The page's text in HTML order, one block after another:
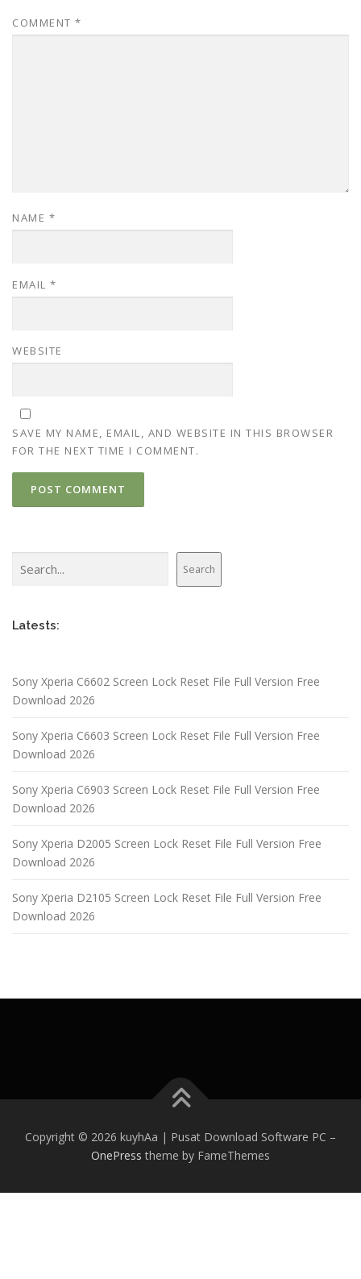
COMMENT *
NAME *
EMAIL *
WEBSITE
SAVE MY NAME, EMAIL, AND WEBSITE IN THIS BROWSER
FOR THE NEXT TIME I COMMENT.
Search
Latests:
Sony Xperia C6602 Screen Lock Reset File Full Version Free
Download 2026
Sony Xperia C6603 Screen Lock Reset File Full Version Free
Download 2026
Sony Xperia C6903 Screen Lock Reset File Full Version Free
Download 2026
Sony Xperia D2005 Screen Lock Reset File Full Version Free
Download 2026
Sony Xperia D2105 Screen Lock Reset File Full Version Free
Download 2026
Copyright © 2026 kuyhAa | Pusat Download Software PC –
OnePress theme by FameThemes